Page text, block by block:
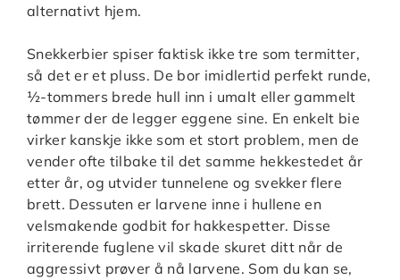
alternativt hjem.
Snekkerbier spiser faktisk ikke tre som termitter,
så det er et pluss. De bor imidlertid perfekt runde,
½-tommers brede hull inn i umalt eller gammelt
tømmer der de legger eggene sine. En enkelt bie
virker kanskje ikke som et stort problem, men de
vender ofte tilbake til det samme hekkestedet år
etter år, og utvider tunnelene og svekker flere
brett. Dessuten er larvene inne i hullene en
velsmakende godbit for hakkespetter. Disse
irriterende fuglene vil skade skuret ditt når de
aggressivt prøver å nå larvene. Som du kan se,